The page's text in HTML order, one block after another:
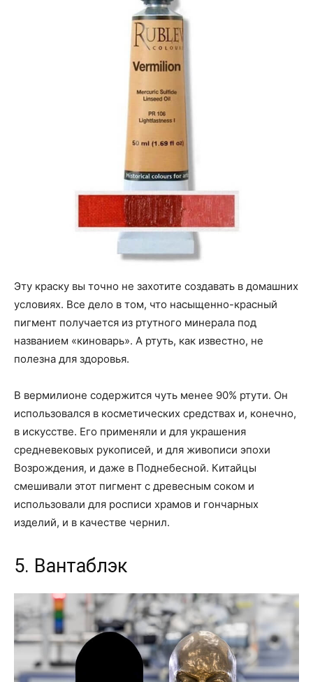
Эту краску вы точно не захотите создавать в домашних
условиях. Все дело в том, что насыщенно-красный
пигмент получается из ртутного минерала под
названием «киноварь». А ртуть, как известно, не
полезна для здоровья.
В вермилионе содержится чуть менее 90% ртути. Он
использовался в косметических средствах и, конечно,
в искусстве. Его применяли и для украшения
средневековых рукописей, и для живописи эпохи
Возрождения, и даже в Поднебесной. Китайцы
смешивали этот пигмент с древесным соком и
использовали для росписи храмов и гончарных
изделий, и в качестве чернил.
5. Вантаблэк